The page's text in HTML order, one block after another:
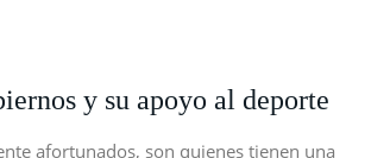
y su apoyo al deporte
afortunados, son quienes tienen una